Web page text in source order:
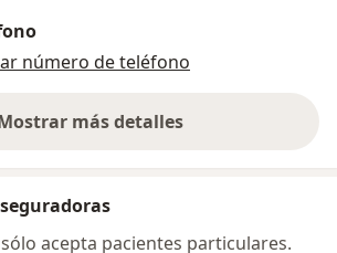
número de teléfono
más detalles
sobre la dirección
acepta pacientes particulares.